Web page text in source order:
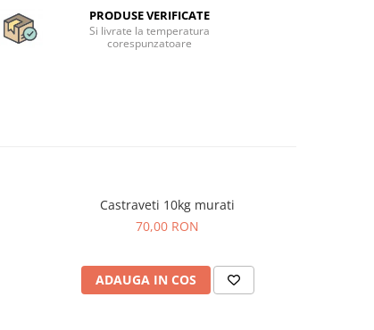
PRODUSE VERIFICATE
Si livrate la temperatura
corespunzatoare
Castraveti 10kg murati
70,00 RON
ADAUGA IN COS